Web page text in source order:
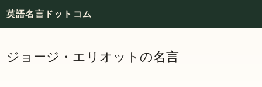
英語名言ドットコム
ジョージ・エリオットの名言